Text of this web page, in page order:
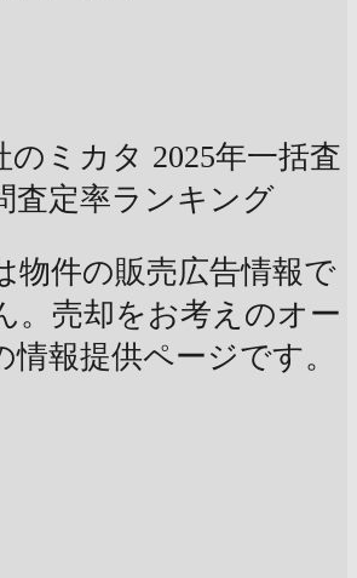
ミカタ 2025年一括査
査定率ランキング
物件の販売広告情報で
。売却をお考えのオー
情報提供ページです。